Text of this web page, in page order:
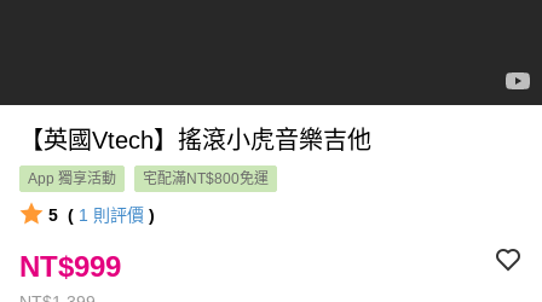
【英國Vtech】搖滾小虎音樂吉他
App 獨享活動 宅配滿NT$800免運
5 ( 1 則評價 )
NT$999